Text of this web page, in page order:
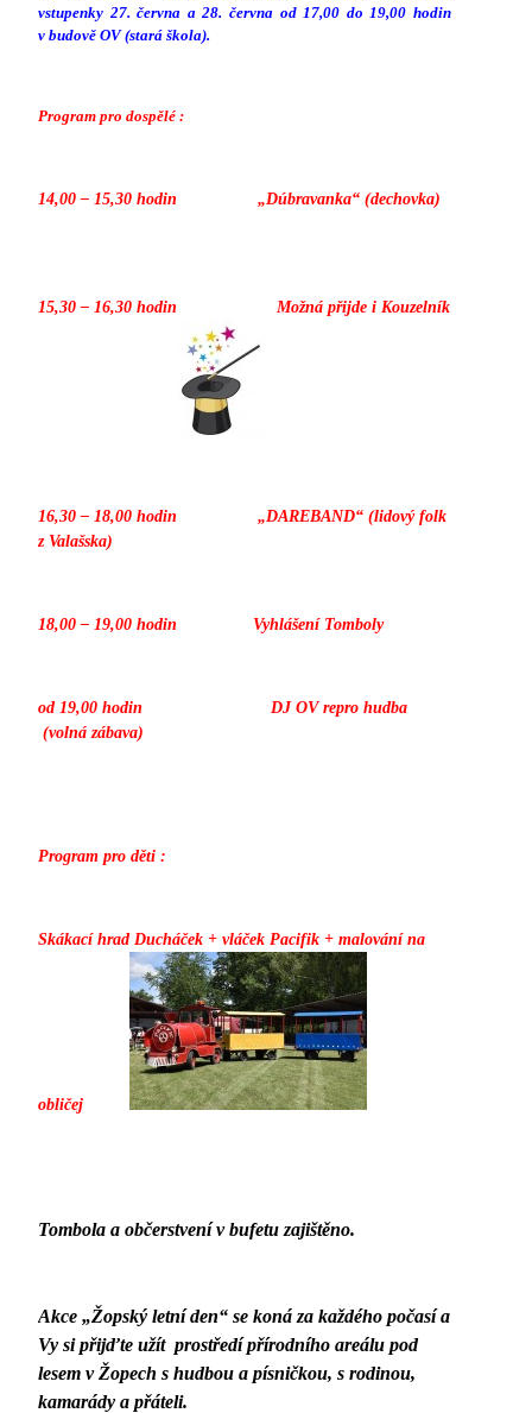
vstupenky 27. června a 28. června od 17,00 do 19,00 hodin
v budově OV (stará škola).
Program pro dospělé :
14,00 – 15,30 hodin „Dúbravanka“ (dechovka)
15,30 – 16,30 hodin Možná přijde i Kouzelník
16,30 – 18,00 hodin „DAREBAND“ (lidový folk
z Valašska)
18,00 – 19,00 hodin Vyhlášení Tomboly
od 19,00 hodin DJ OV repro hudba
(volná zábava)
Program pro děti :
Skákací hrad Ducháček + vláček Pacifik + malování na
obličej
Tombola a občerstvení v bufetu zajištěno.
Akce „Žopský letní den“ se koná za každého počasí a
Vy si přijďte užít prostředí přírodního areálu pod
lesem v Žopech s hudbou a písničkou, s rodinou,
kamarády a přáteli.